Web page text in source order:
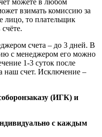
можете в любом
взимать комиссию за
лицо, то плательщик
счета – до 3 дней. В
с менеджером его можно
1-3 суток после
наш счет. Исключение –
(ИГК) и
с каждым